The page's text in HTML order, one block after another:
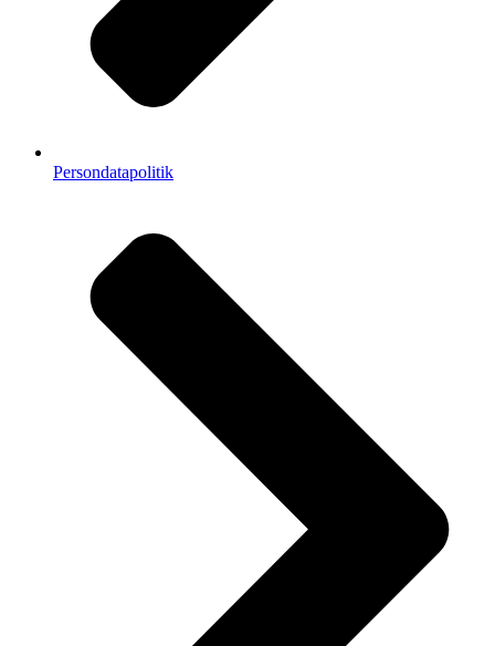
Persondatapolitik